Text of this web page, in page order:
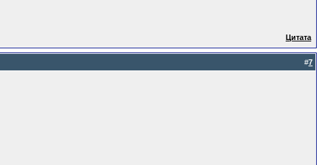
Цитата
#7